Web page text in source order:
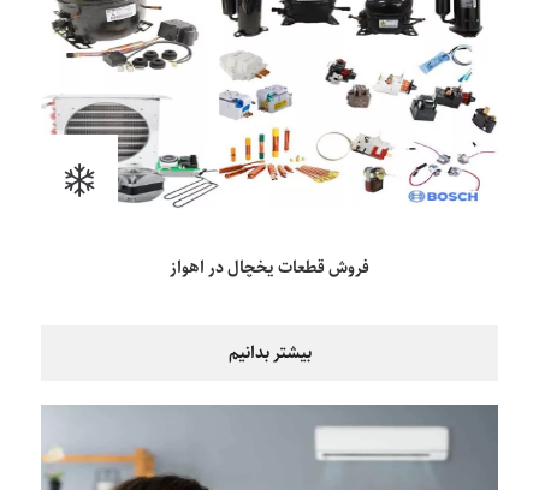
فروش قطعات یخچال در اهواز
بیشتر بدانیم